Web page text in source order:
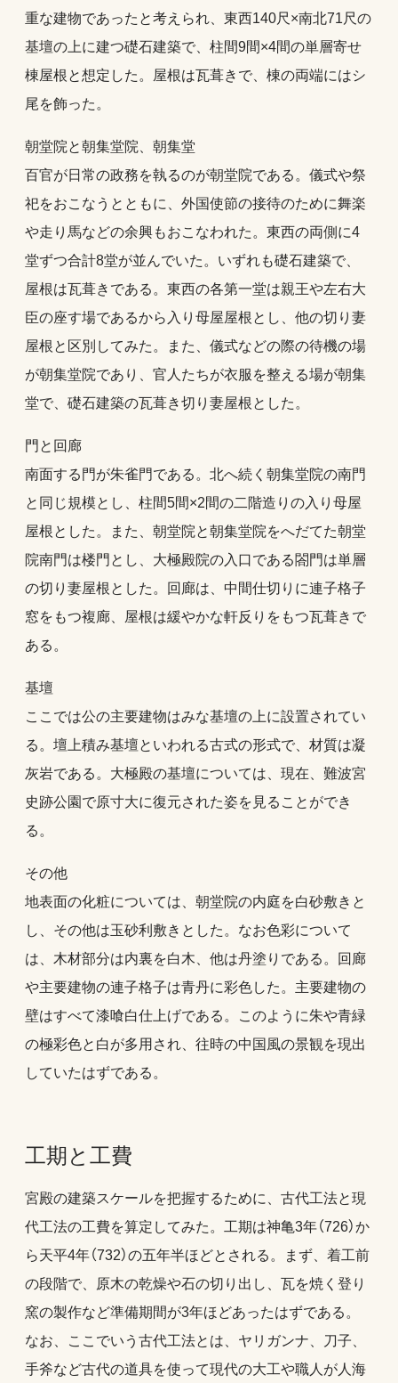
重な建物であったと考えられ、東西140尺×南北71尺の
基壇の上に建つ礎石建築で、柱間9間×4間の単層寄せ
棟屋根と想定した。屋根は瓦葺きで、棟の両端にはシ
尾を飾った。
朝堂院と朝集堂院、朝集堂
百官が日常の政務を執るのが朝堂院である。儀式や祭
祀をおこなうとともに、外国使節の接待のために舞楽
や走り馬などの余興もおこなわれた。東西の両側に4
堂ずつ合計8堂が並んでいた。いずれも礎石建築で、
屋根は瓦葺きである。東西の各第一堂は親王や左右大
臣の座す場であるから入り母屋屋根とし、他の切り妻
屋根と区別してみた。また、儀式などの際の待機の場
が朝集堂院であり、官人たちが衣服を整える場が朝集
堂で、礎石建築の瓦葺き切り妻屋根とした。
門と回廊
南面する門が朱雀門である。北へ続く朝集堂院の南門
と同じ規模とし、柱間5間×2間の二階造りの入り母屋
屋根とした。また、朝堂院と朝集堂院をへだてた朝堂
院南門は楼門とし、大極殿院の入口である閤門は単層
の切り妻屋根とした。回廊は、中間仕切りに連子格子
窓をもつ複廊、屋根は緩やかな軒反りをもつ瓦葺きで
ある。
基壇
ここでは公の主要建物はみな基壇の上に設置されてい
る。壇上積み基壇といわれる古式の形式で、材質は凝
灰岩である。大極殿の基壇については、現在、難波宮
史跡公園で原寸大に復元された姿を見ることができ
る。
その他
地表面の化粧については、朝堂院の内庭を白砂敷きと
し、その他は玉砂利敷きとした。なお色彩について
は、木材部分は内裏を白木、他は丹塗りである。回廊
や主要建物の連子格子は青丹に彩色した。主要建物の
壁はすべて漆喰白仕上げである。このように朱や青緑
の極彩色と白が多用され、往時の中国風の景観を現出
していたはずである。
工期と工費
宮殿の建築スケールを把握するために、古代工法と現
代工法の工費を算定してみた。工期は神亀3年（726）か
ら天平4年（732）の五年半ほどとされる。まず、着工前
の段階で、原木の乾燥や石の切り出し、瓦を焼く登り
窯の製作など準備期間が3年ほどあったはずである。
なお、ここでいう古代工法とは、ヤリガンナ、刀子、
手斧など古代の道具を使って現代の大工や職人が人海